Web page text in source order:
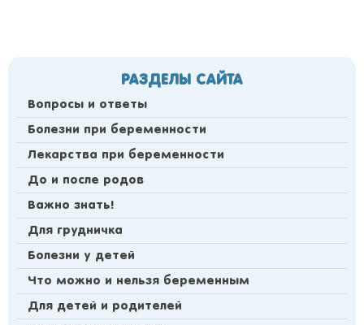
РАЗДЕЛЫ САЙТА
Вопросы и ответы
Болезни при беременности
Лекарства при беременности
До и после родов
Важно знать!
Для грудничка
Болезни у детей
Что можно и нельзя беременным
Для детей и родителей